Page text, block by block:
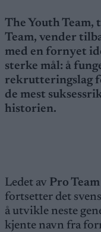
The Youth Team,
Team, vender
med en fornyet
sterke mål: å
rekrutteringslag
de mest
historien.
Ledet av Pro
fortsetter det
å utvikle neste
kjente navn fra